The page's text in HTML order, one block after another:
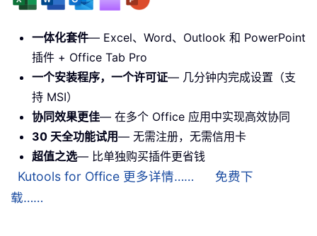
一体化套件— Excel、Word、Outlook 和 PowerPoint
插件 + Office Tab Pro
一个安装程序，一个许可证— 几分钟内完成设置（支
持 MSI）
协同效果更佳— 在多个 Office 应用中实现高效协同
30 天全功能试用— 无需注册，无需信用卡
超值之选— 比单独购买插件更省钱
Kutools for Office 更多详情……
免费下
载……